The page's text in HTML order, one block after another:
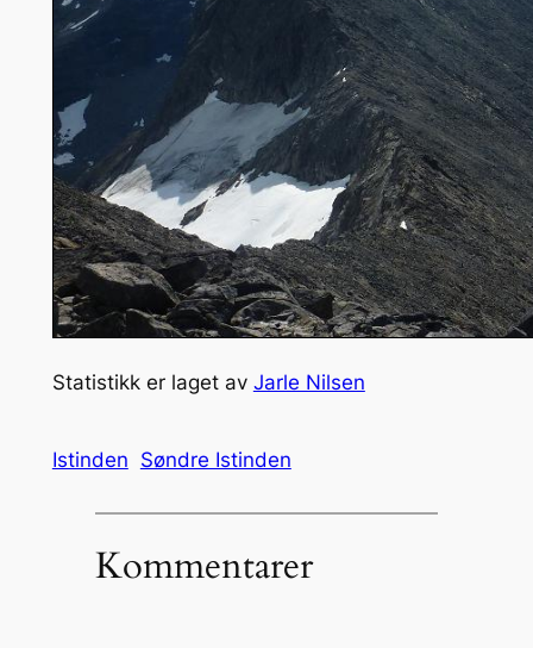
Statistikk er laget av Jarle Nilsen
Istinden Søndre Istinden
Kommentarer